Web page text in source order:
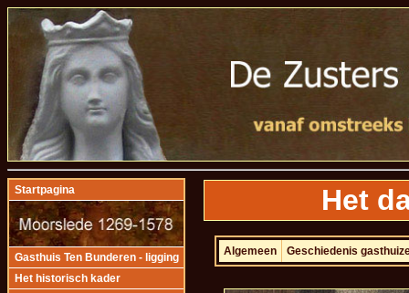
Startpagina
Gasthuis Ten Bunderen - ligging
Het historisch kader
Het
Algemeen Geschiedenis